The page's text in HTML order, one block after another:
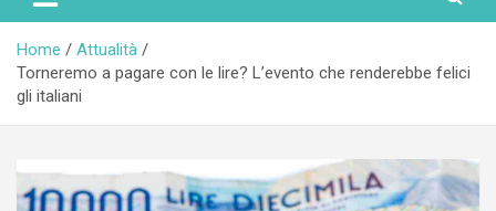
Home
Attualità
Torneremo a pagare con le lire? L’evento che renderebbe felici
gli italiani